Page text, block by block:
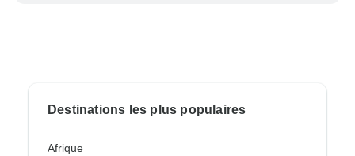
Destinations les plus populaires
Afrique